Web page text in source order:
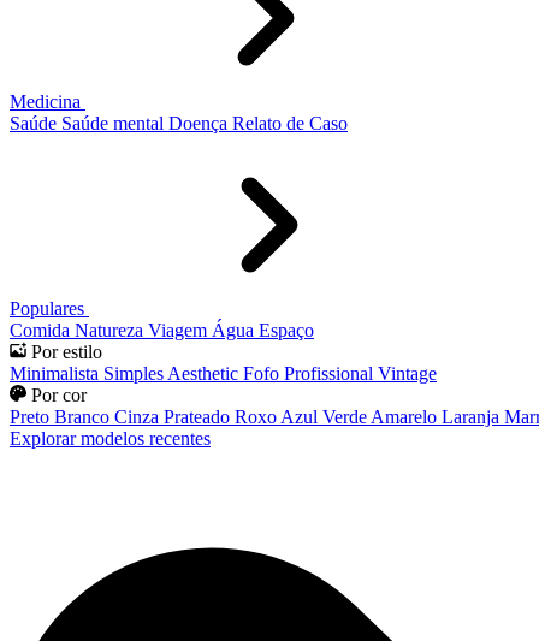
Medicina
Saúde Saúde mental Doença Relato de Caso
Populares
Comida Natureza Viagem Água Espaço
Por estilo
Minimalista Simples Aesthetic Fofo Profissional Vintage
Por cor
Preto Branco Cinza Prateado Roxo Azul Verde Amarelo Laranja
Explorar modelos recentes